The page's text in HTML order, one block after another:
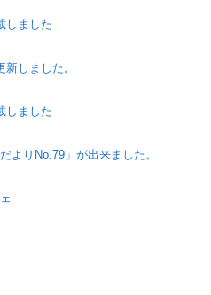
しました
しました。
しました
よりNo.79」が出来ました。